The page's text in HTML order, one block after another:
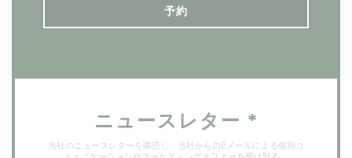
予約
ニュースレター *
当社のニュースレターを購読し、当社からのEメールによる個別コ